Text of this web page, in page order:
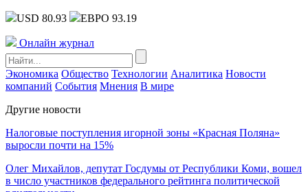
USD 80.93 ЕВРО 93.19
Онлайн журнал
Экономика Общество Технологии Аналитика Новости
компаний События Мнения В мире
Другие новости
Налоговые поступления игорной зоны «Красная Поляна»
выросли почти на 15%
Олег Михайлов, депутат Госдумы от Республики Коми, вошел
в число участников федерального рейтинга политической